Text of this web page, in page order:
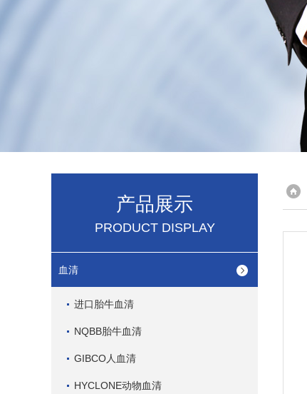
产品展示
PRODUCT DISPLAY
血清
进口胎牛血清
NQBB胎牛血清
GIBCO人血清
HYCLONE动物血清